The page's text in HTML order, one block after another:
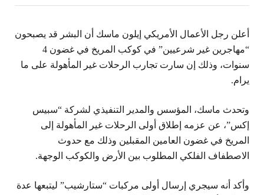
أعلن رجل الأعمال الأمريكي إيلون ماسك أن البشر قد يصبحون
“مهاجرين غير شرعيين” في كوكب المريخ في غضون 4
سنوات، وذلك إن سارت تجارب الرحلات غير المأهولة على ما
يرام.
وتحدث ماسك، المؤسس والمدير التنفيذي لشركة “سبيس
إكس”، عن عزمه إطلاق أولى الرحلات غير المأهولة إلى
المريخ في غضون العامين المقبلين وذلك مع حدوث
الاصطفاف الفلكي المطلوب بين الأرض والكوكب الوجهة.
وأكد أنه سيجري إرسال أولى مركبات “ستارشيب” ليتبعها عدة